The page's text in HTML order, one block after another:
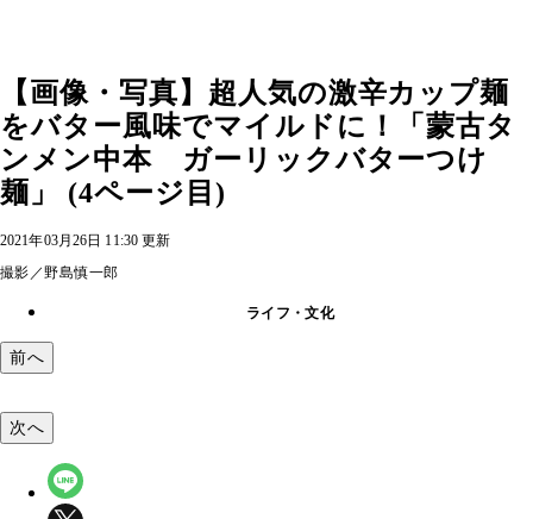
【画像・写真】超人気の激辛カップ麺
をバター風味でマイルドに！「蒙古タ
ンメン中本 ガーリックバターつけ
麺」 (4ページ目)
2021年03月26日 11:30 更新
撮影／野島慎一郎
ライフ・文化
前へ
次へ